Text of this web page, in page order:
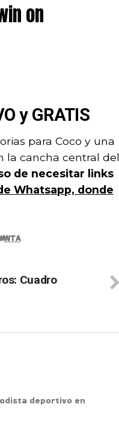
on
y GRATIS
para Coco y una
la cancha central del
de necesitar links
Whatsapp, donde
WTA
Cuadro
deportivo en